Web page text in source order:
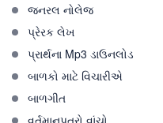
જનરલ નોલેજ
પ્રેરક લેખ
પ્રાર્થના Mp3 ડાઉનલોડ
બાળકો માટે વિચારીએ
બાળગીત
વર્તમાનપત્રો વાંચો